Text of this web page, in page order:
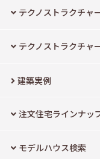
テクノストラクチャ
テクノストラクチャ
建築実例
注文住宅ラインナッ
モデルハウス検索